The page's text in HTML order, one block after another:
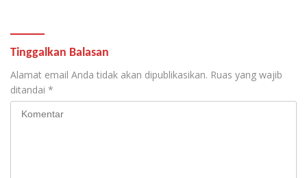
Tinggalkan Balasan
Alamat email Anda tidak akan dipublikasikan. Ruas yang wajib
ditandai *